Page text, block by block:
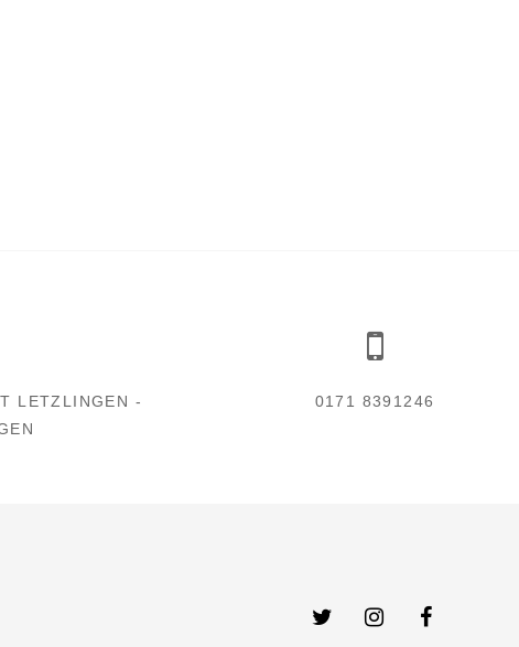
LETZLINGEN - 3
0171 8391246